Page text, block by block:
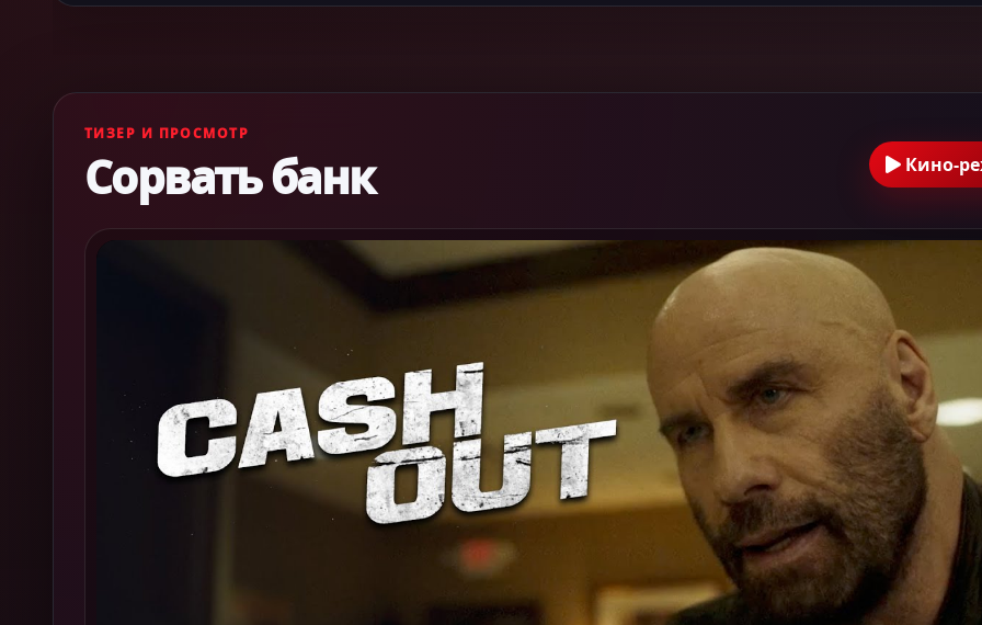
ТИЗЕР И ПРОСМОТР
Сорвать банк Кино-